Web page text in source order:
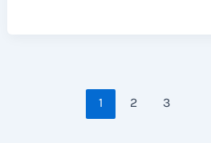
1 2 3